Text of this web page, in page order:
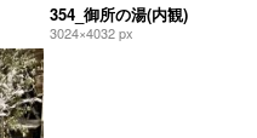
354_御所の湯(内観)
3024×4032 px